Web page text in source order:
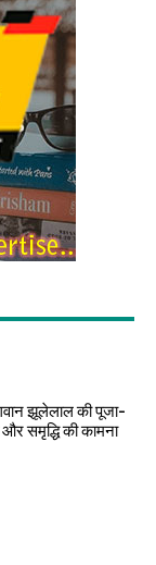
झूलेलाल की पूजा-
समृद्धि की कामना